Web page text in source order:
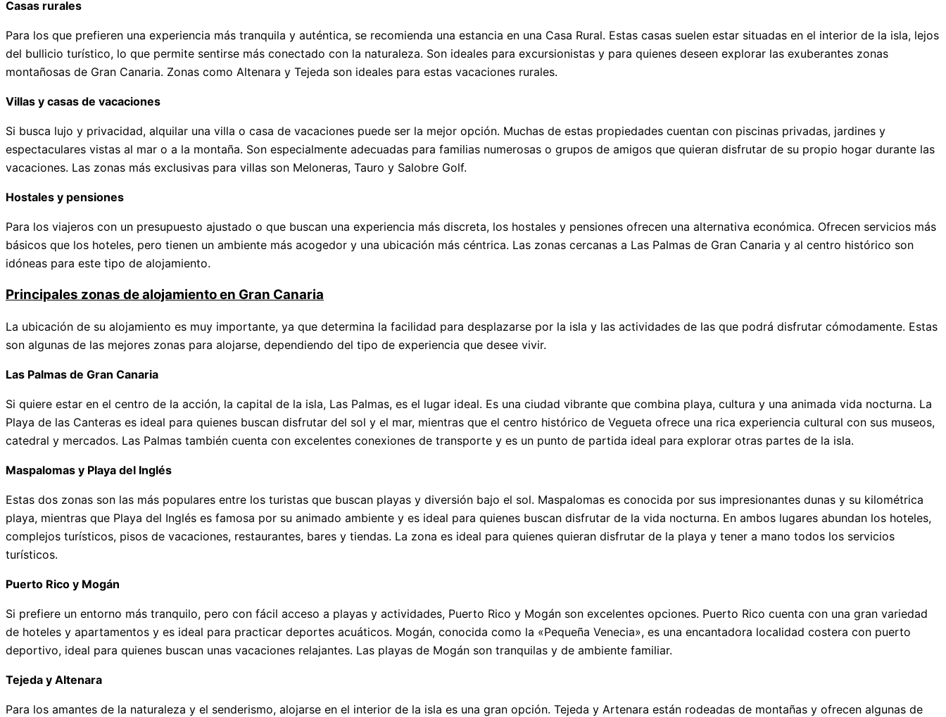
Casas rurales
Para los que prefieren una experiencia más tranquila y auténtica, se recomienda una estancia en una Casa Rural. Estas casas suelen estar situadas en el interior de la isla, lejos
del bullicio turístico, lo que permite sentirse más conectado con la naturaleza. Son ideales para excursionistas y para quienes deseen explorar las exuberantes zonas
montañosas de Gran Canaria. Zonas como Altenara y Tejeda son ideales para estas vacaciones rurales.
Villas y casas de vacaciones
Si busca lujo y privacidad, alquilar una villa o casa de vacaciones puede ser la mejor opción. Muchas de estas propiedades cuentan con piscinas privadas, jardines y
espectaculares vistas al mar o a la montaña. Son especialmente adecuadas para familias numerosas o grupos de amigos que quieran disfrutar de su propio hogar durante las
vacaciones. Las zonas más exclusivas para villas son Meloneras, Tauro y Salobre Golf.
Hostales y pensiones
Para los viajeros con un presupuesto ajustado o que buscan una experiencia más discreta, los hostales y pensiones ofrecen una alternativa económica. Ofrecen servicios más
básicos que los hoteles, pero tienen un ambiente más acogedor y una ubicación más céntrica. Las zonas cercanas a Las Palmas de Gran Canaria y al centro histórico son
idóneas para este tipo de alojamiento.
Principales zonas de alojamiento en Gran Canaria
La ubicación de su alojamiento es muy importante, ya que determina la facilidad para desplazarse por la isla y las actividades de las que podrá disfrutar cómodamente. Estas
son algunas de las mejores zonas para alojarse, dependiendo del tipo de experiencia que desee vivir.
Las Palmas de Gran Canaria
Si quiere estar en el centro de la acción, la capital de la isla, Las Palmas, es el lugar ideal. Es una ciudad vibrante que combina playa, cultura y una animada vida nocturna. La
Playa de las Canteras es ideal para quienes buscan disfrutar del sol y el mar, mientras que el centro histórico de Vegueta ofrece una rica experiencia cultural con sus museos,
catedral y mercados. Las Palmas también cuenta con excelentes conexiones de transporte y es un punto de partida ideal para explorar otras partes de la isla.
Maspalomas y Playa del Inglés
Estas dos zonas son las más populares entre los turistas que buscan playas y diversión bajo el sol. Maspalomas es conocida por sus impresionantes dunas y su kilométrica
playa, mientras que Playa del Inglés es famosa por su animado ambiente y es ideal para quienes buscan disfrutar de la vida nocturna. En ambos lugares abundan los hoteles,
complejos turísticos, pisos de vacaciones, restaurantes, bares y tiendas. La zona es ideal para quienes quieran disfrutar de la playa y tener a mano todos los servicios
turísticos.
Puerto Rico y Mogán
Si prefiere un entorno más tranquilo, pero con fácil acceso a playas y actividades, Puerto Rico y Mogán son excelentes opciones. Puerto Rico cuenta con una gran variedad
de hoteles y apartamentos y es ideal para practicar deportes acuáticos. Mogán, conocida como la «Pequeña Venecia», es una encantadora localidad costera con puerto
deportivo, ideal para quienes buscan unas vacaciones relajantes. Las playas de Mogán son tranquilas y de ambiente familiar.
Tejeda y Altenara
Para los amantes de la naturaleza y el senderismo, alojarse en el interior de la isla es una gran opción. Tejeda y Artenara están rodeadas de montañas y ofrecen algunas de